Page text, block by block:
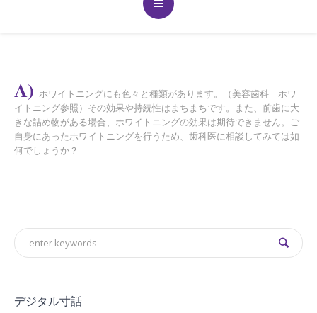
A) ホワイトニングにも色々と種類があります。（美容歯科 ホワ
イトニング参照）その効果や持続性はまちまちです。また、前歯に大
きな詰め物がある場合、ホワイトニングの効果は期待できません。ご
自身にあったホワイトニングを行うため、歯科医に相談してみては如
何でしょうか？
デジタル寸話